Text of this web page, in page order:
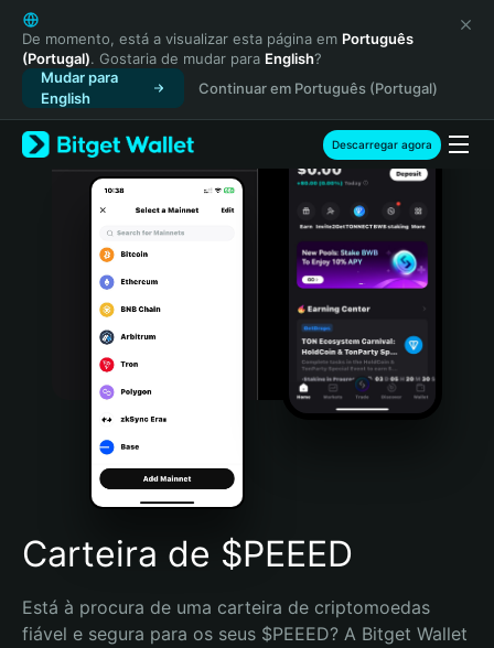
English
日本語
Tiếng Việt
Русский
Español (Latinoamérica)
Türkçe
Italiano
Português (Portugal)
Bahasa Indonesia
Português (Brasil)
Español (Argentina)
De momento, está a visualizar esta página em Português
(Portugal). Gostaria de mudar para English?
Mudar para
English
Continuar em Português (Portugal)
Descarregar agora
Carteira de $PEEED
Está à procura de uma carteira de criptomoedas
fiável e segura para os seus $PEEED? A Bitget Wallet